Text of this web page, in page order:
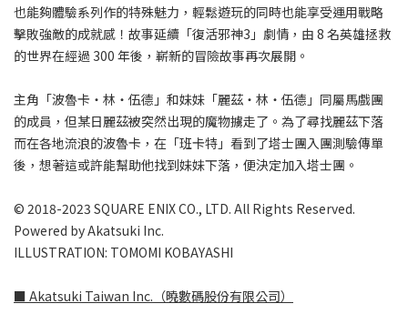
也能夠體驗系列作的特殊魅力，輕鬆遊玩的同時也能享受運用戰略
擊敗強敵的成就感！故事延續「復活邪神3」劇情，由 8 名英雄拯救
的世界在經過 300 年後，嶄新的冒險故事再次展開。
主角「波魯卡・林・伍德」和妹妹「麗茲・林・伍德」同屬馬戲團
的成員，但某日麗茲被突然出現的魔物擄走了。為了尋找麗茲下落
而在各地流浪的波魯卡，在「班卡特」看到了塔士團入團測驗傳單
後，想著這或許能幫助他找到妹妹下落，便決定加入塔士團。​​
© 2018-2023 SQUARE ENIX CO., LTD. All Rights Reserved.
Powered by Akatsuki Inc.
ILLUSTRATION: TOMOMI KOBAYASHI
■ Akatsuki Taiwan Inc.（曉數碼股份有限公司）